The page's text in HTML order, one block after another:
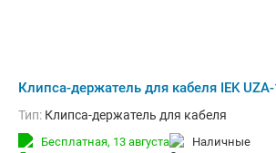
Клипса-держатель для кабеля IEK
Тип: Клипса-держатель для кабеля
Бесплатная, 13 августа наличные